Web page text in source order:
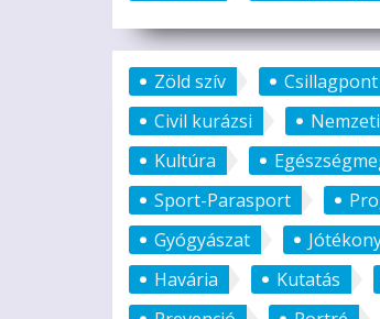
Zöld szív
Civil kurázsi
Kultúra
Sport-Parasport
Gyógyászat
Havária
Kutatás